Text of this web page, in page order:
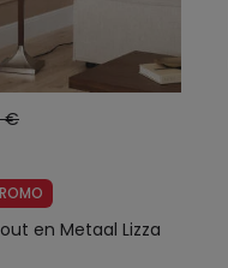
€
en Metaal Lizza